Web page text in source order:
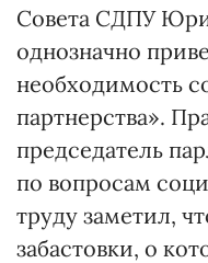
Совета СДПУ
однозначно
необходимость
партнерства».
председатель
по вопросам
труду заметил,
забастовки, о